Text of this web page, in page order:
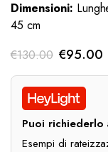
Dimensioni:
45 cm
€130.00 Il
prezzo
originale
era:
€130.00.
€95.00Il
Puoi richiederlo
Esempi di